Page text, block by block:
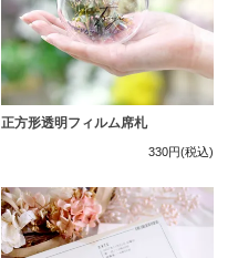
正方形透明フィルム席札
330円(税込)